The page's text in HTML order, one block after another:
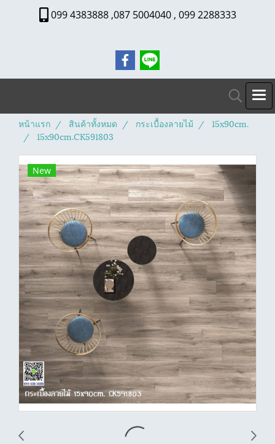
099 4383888 ,087 5004040 , 099 2288333
หน้าแรก สินค้าทั้งหมด กระเบื้องลายไม้
15x90cm.
15x90cm.CK591803
New